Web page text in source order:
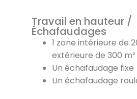
Travail en hauteur /
Échafaudages
1 zone intérieure de
extérieure de 300 m²
Un échafaudage fixe
Un échafaudage